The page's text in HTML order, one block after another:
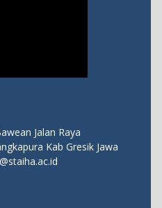
Jalan Raya
Kab Gresik Jawa